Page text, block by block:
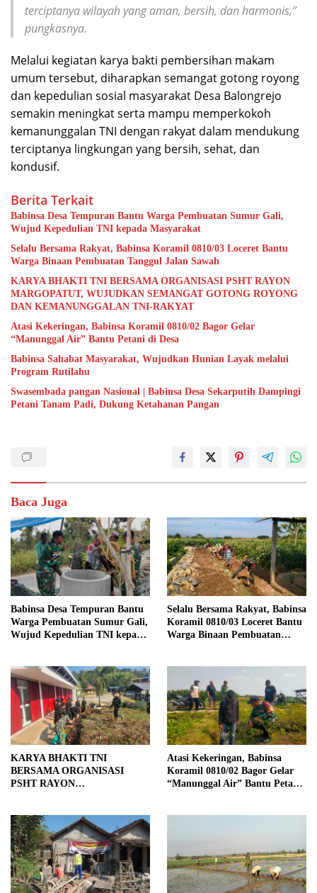
terciptanya wilayah yang aman, bersih, dan harmonis,”
pungkasnya.
Melalui kegiatan karya bakti pembersihan makam
umum tersebut, diharapkan semangat gotong royong
dan kepedulian sosial masyarakat Desa Balongrejo
semakin meningkat serta mampu memperkokoh
kemanunggalan TNI dengan rakyat dalam mendukung
terciptanya lingkungan yang bersih, sehat, dan
kondusif.
Berita Terkait
Babinsa Desa Tempuran Bantu Warga Pembuatan Sumur Gali,
Wujud Kepedulian TNI kepada Masyarakat
Selalu Bersama Rakyat, Babinsa Koramil 0810/03 Loceret Bantu
Warga Binaan Pembuatan Tanggul Jalan Sawah
KARYA BHAKTI TNI BERSAMA ORGANISASI PSHT RAYON
MARGOPATUT, WUJUDKAN SEMANGAT GOTONG ROYONG
DAN KEMANUNGGALAN TNI-RAKYAT
Atasi Kekeringan, Babinsa Koramil 0810/02 Bagor Gelar
“Manunggal Air” Bantu Petani di Desa
Babinsa Sahabat Masyarakat, Wujudkan Hunian Layak melalui
Program Rutilahu
Swasembada pangan Nasional | Babinsa Desa Sekarputih Dampingi
Petani Tanam Padi, Dukung Ketahanan Pangan
Baca Juga
Babinsa Desa Tempuran Bantu
Warga Pembuatan Sumur Gali,
Wujud Kepedulian TNI kepada
Selalu Bersama Rakyat, Babinsa
Koramil 0810/03 Loceret Bantu
Warga Binaan Pembuatan
KARYA BHAKTI TNI
BERSAMA ORGANISASI
PSHT RAYON
ROYONG DAN
KEMANUNGGALAN TNI-
RAKYAT
Atasi Kekeringan, Babinsa
Koramil 0810/02 Bagor Gelar
“Manunggal Air” Bantu Petani